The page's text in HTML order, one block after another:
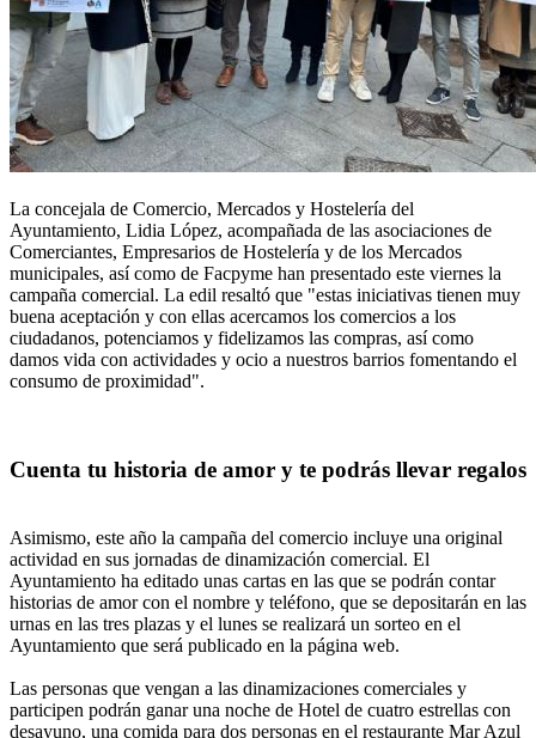
La concejala de Comercio, Mercados y Hostelería del
Ayuntamiento, Lidia López, acompañada de las asociaciones de
Comerciantes, Empresarios de Hostelería y de los Mercados
municipales, así como de Facpyme han presentado este viernes la
campaña comercial. La edil resaltó que "estas iniciativas tienen muy
buena aceptación y con ellas acercamos los comercios a los
ciudadanos, potenciamos y fidelizamos las compras, así como
damos vida con actividades y ocio a nuestros barrios fomentando el
consumo de proximidad".
Cuenta tu historia de amor y te podrás llevar regalos
Asimismo, este año la campaña del comercio incluye una original
actividad en sus jornadas de dinamización comercial. El
Ayuntamiento ha editado unas cartas en las que se podrán contar
historias de amor con el nombre y teléfono, que se depositarán en las
urnas en las tres plazas y el lunes se realizará un sorteo en el
Ayuntamiento que será publicado en la página web.
Las personas que vengan a las dinamizaciones comerciales y
participen podrán ganar una noche de Hotel de cuatro estrellas con
desayuno, una comida para dos personas en el restaurante Mar Azul